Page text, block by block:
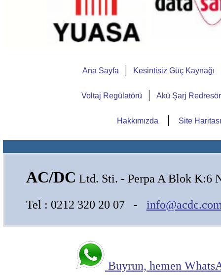
Ana Sayfa | Kesintisiz Güç Kaynağı
Voltaj Regülatörü | Akü Şarj
Hakkımızda | Site Haritası
AC/DC Ltd. Sti. - Perpa A Blok K:6
Tel : 0212 320 20 07 -
Buyrun, hemen